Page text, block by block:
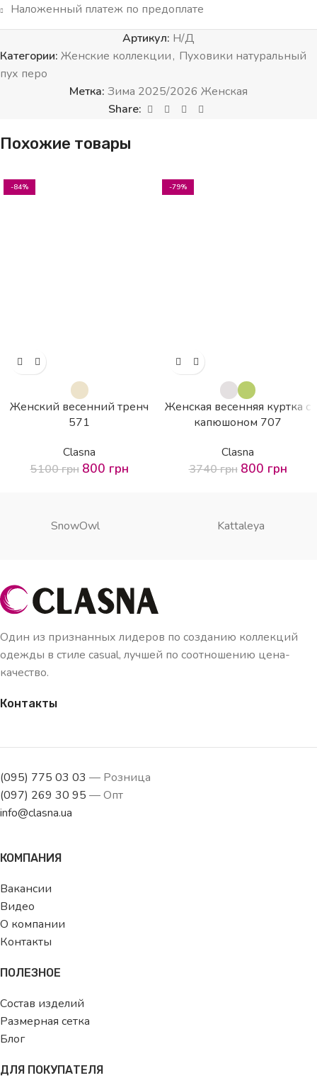
Наложенный платеж по предоплате
Артикул: Н/Д
Категории: Женские коллекции, Пуховики натуральный
пух перо
Метка: Зима 2025/2026 Женская
Share:
Похожие товары
-84%
Женский весенний тренч
571
Clasna
5100грн 800 грн
-79%
Женская весенняя куртка с
капюшоном 707
Clasna
3740грн 800 грн
SnowOwl Kattaleya
Один из признанных лидеров по созданию коллекций
одежды в стиле casual, лучшей по соотношению цена-
качество.
Контакты
(095) 775 03 03 — Розница
(097) 269 30 95 — Опт
info@clasna.ua
КОМПАНИЯ
Вакансии
Видео
О компании
Контакты
ПОЛЕЗНОЕ
Состав изделий
Размерная сетка
Блог
ДЛЯ ПОКУПАТЕЛЯ